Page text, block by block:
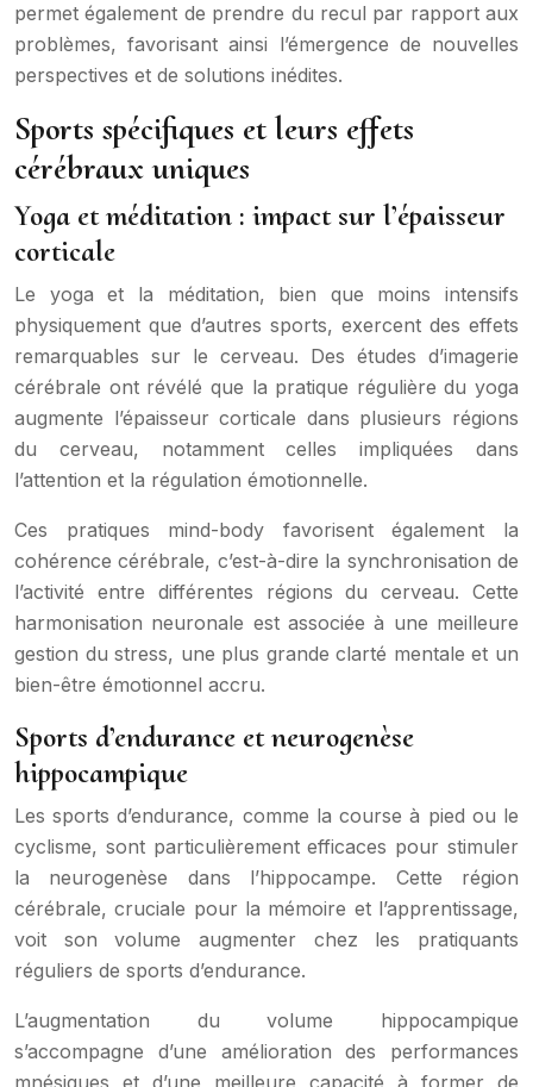
permet également de prendre du recul par rapport aux
problèmes, favorisant ainsi l’émergence de nouvelles
perspectives et de solutions inédites.
Sports spécifiques et leurs effets
cérébraux uniques
Yoga et méditation : impact sur l’épaisseur
corticale
Le yoga et la méditation, bien que moins intensifs
physiquement que d’autres sports, exercent des effets
remarquables sur le cerveau. Des études d’imagerie
cérébrale ont révélé que la pratique régulière du yoga
augmente l’épaisseur corticale dans plusieurs régions
du cerveau, notamment celles impliquées dans
l’attention et la régulation émotionnelle.
Ces pratiques mind-body favorisent également la
cohérence cérébrale, c’est-à-dire la synchronisation de
l’activité entre différentes régions du cerveau. Cette
harmonisation neuronale est associée à une meilleure
gestion du stress, une plus grande clarté mentale et un
bien-être émotionnel accru.
Sports d’endurance et neurogenèse
hippocampique
Les sports d’endurance, comme la course à pied ou le
cyclisme, sont particulièrement efficaces pour stimuler
la neurogenèse dans l’hippocampe. Cette région
cérébrale, cruciale pour la mémoire et l’apprentissage,
voit son volume augmenter chez les pratiquants
réguliers de sports d’endurance.
L’augmentation du volume hippocampique
s’accompagne d’une amélioration des performances
mnésiques et d’une meilleure capacité à former de